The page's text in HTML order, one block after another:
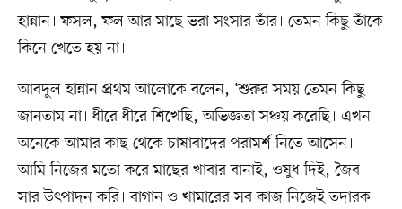
হান্নান। ফসল, ফল আর মাছে ভরা সংসার তাঁর। তেমন কিছু তাঁকে
কিনে খেতে হয় না।
আবদুল হান্নান প্রথম আলোকে বলেন, ‘শুরুর সময় তেমন কিছু
জানতাম না। ধীরে ধীরে শিখেছি, অভিজ্ঞতা সঞ্চয় করেছি। এখন
অনেকে আমার কাছ থেকে চাষাবাদের পরামর্শ নিতে আসেন।
আমি নিজের মতো করে মাছের খাবার বানাই, ওষুধ দিই, জৈব
সার উৎপাদন করি। বাগান ও খামারের সব কাজ নিজেই তদারক